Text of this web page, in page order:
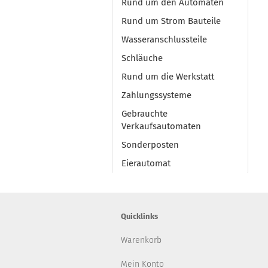
Rund um den Automaten
Rund um Strom Bauteile
Wasseranschlussteile
Schläuche
Rund um die Werkstatt
Zahlungssysteme
Gebrauchte
Verkaufsautomaten
Sonderposten
Eierautomat
Quicklinks
Warenkorb
Mein Konto